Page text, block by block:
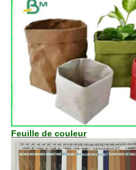
Feuille de couleur